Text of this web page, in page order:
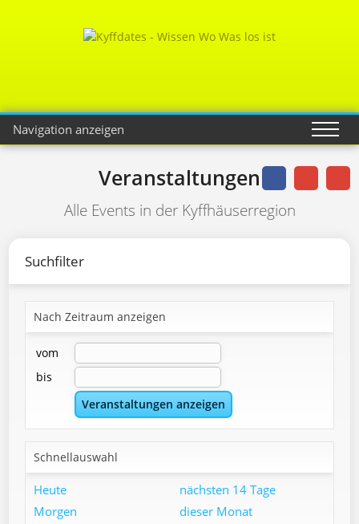
Navigation anzeigen
Veranstaltungen
Alle Events in der Kyffhäuserregion
Suchfilter
Nach Zeitraum anzeigen
vom
bis
Schnellauswahl
Heute
Morgen
nächsten 14 Tage
dieser Monat